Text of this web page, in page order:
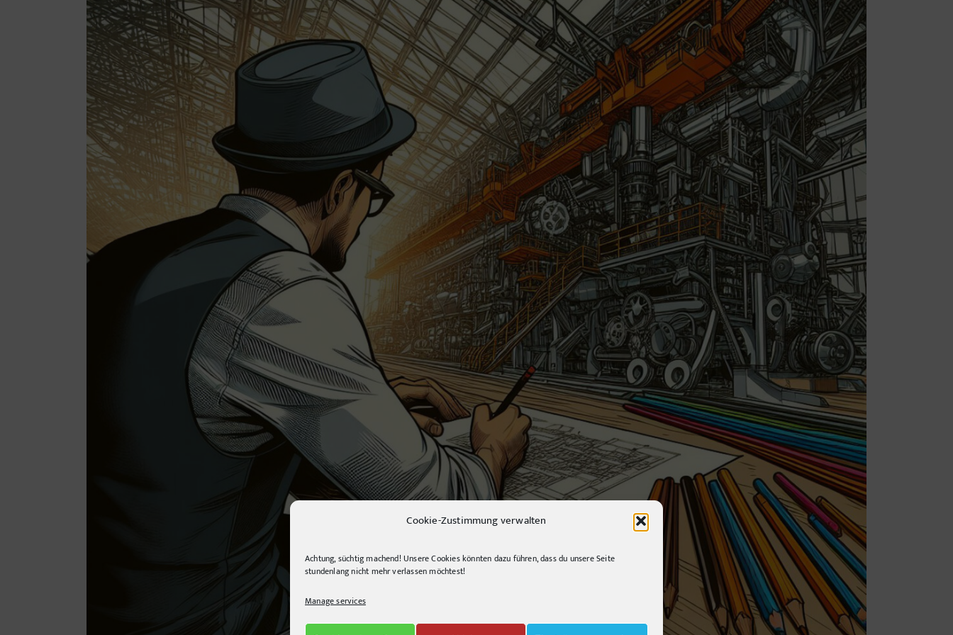
Cookie-Zustimmung verwalten
Achtung, süchtig machend! Unsere Cookies könnten dazu führen, dass du unsere Seite
stundenlang nicht mehr verlassen möchtest!
Manage services